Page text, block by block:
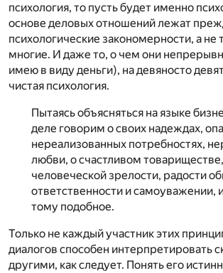
психология, то пусть будет именно
основе деловых отношений лежат
психологические закономерности, а
многие. И даже то, о чем они
имею в виду деньги), на девяносто
чистая психология.
Пытаясь объясняться на языке
деле говорим о своих надеждах,
нереализованных потребностях,
любви, о счастливом
человеческой зрелости, радости
ответственности и самоуважении,
тому подобное.
Только не каждый участник этих
диалогов способен интерпретировать
другими, как следует. Понять его